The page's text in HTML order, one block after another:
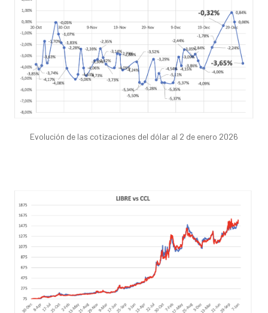
Evolución de las cotizaciones del dólar al 2 de enero 2026